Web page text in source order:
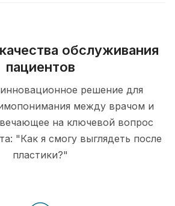
обслуживания
пациентов
решение для
между врачом и
на ключевой вопрос
"Как я смогу выглядеть после
пластики?"